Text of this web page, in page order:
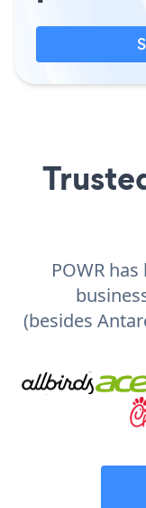
POWR
(besides